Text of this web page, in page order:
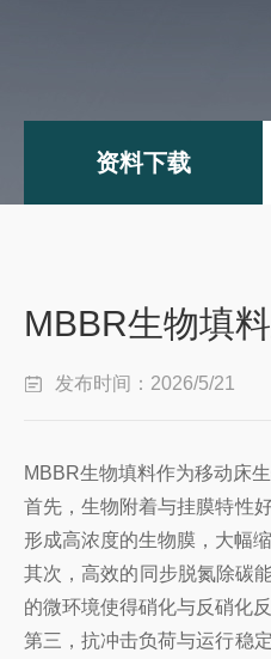
资料下载
MBBR生物填
发布时间：2026/5/21
MBBR生物填料作为移动床
首先，生物附着与挂膜特性
形成高浓度的生物膜，大幅
其次，高效的同步脱氮除碳
的微环境使得硝化与反硝化
第三，抗冲击负荷与运行稳